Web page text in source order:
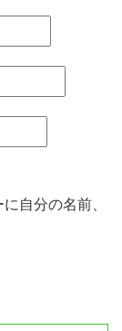
自分の名前、